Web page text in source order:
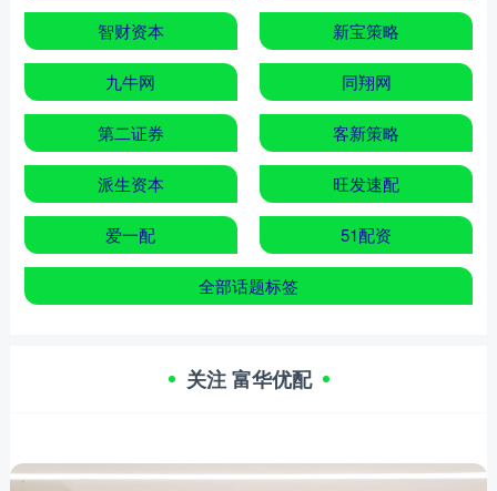
智财资本 新宝策略
九牛网 同翔网
第二证券 客新策略
派生资本 旺发速配
爱一配 51配资
全部话题标签
关注 富华优配